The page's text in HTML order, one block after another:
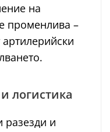
на
променлива –
логистика
разезди и